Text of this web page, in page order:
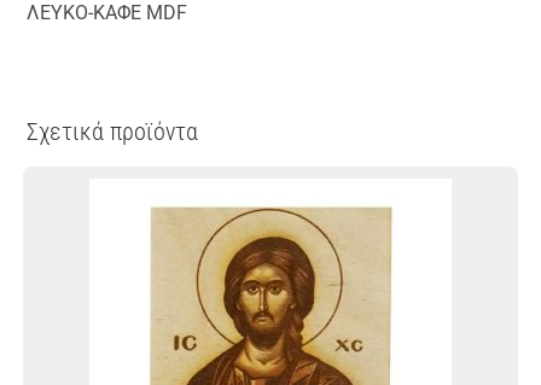
ΛΕΥΚΟ-ΚΑΦΕ MDF
Σχετικά προϊόντα